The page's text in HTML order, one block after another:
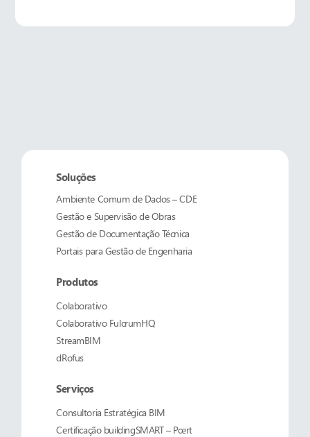
Soluções
Ambiente Comum de Dados – CDE
Gestão e Supervisão de Obras
Gestão de Documentação Técnica
Portais para Gestão de Engenharia
Produtos
Colaborativo
Colaborativo FulcrumHQ
StreamBIM
dRofus
Serviços
Consultoria Estratégica BIM
Certificação buildingSMART – Pcert